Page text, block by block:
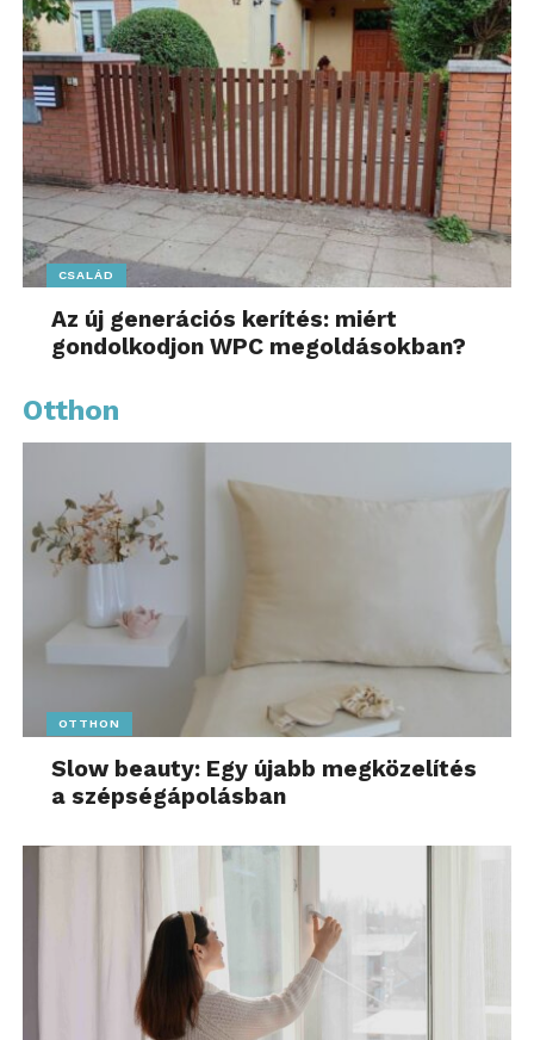
CSALÁD
Az új generációs kerítés: miért
gondolkodjon WPC megoldásokban?
Otthon
OTTHON
Slow beauty: Egy újabb megközelítés
a szépségápolásban